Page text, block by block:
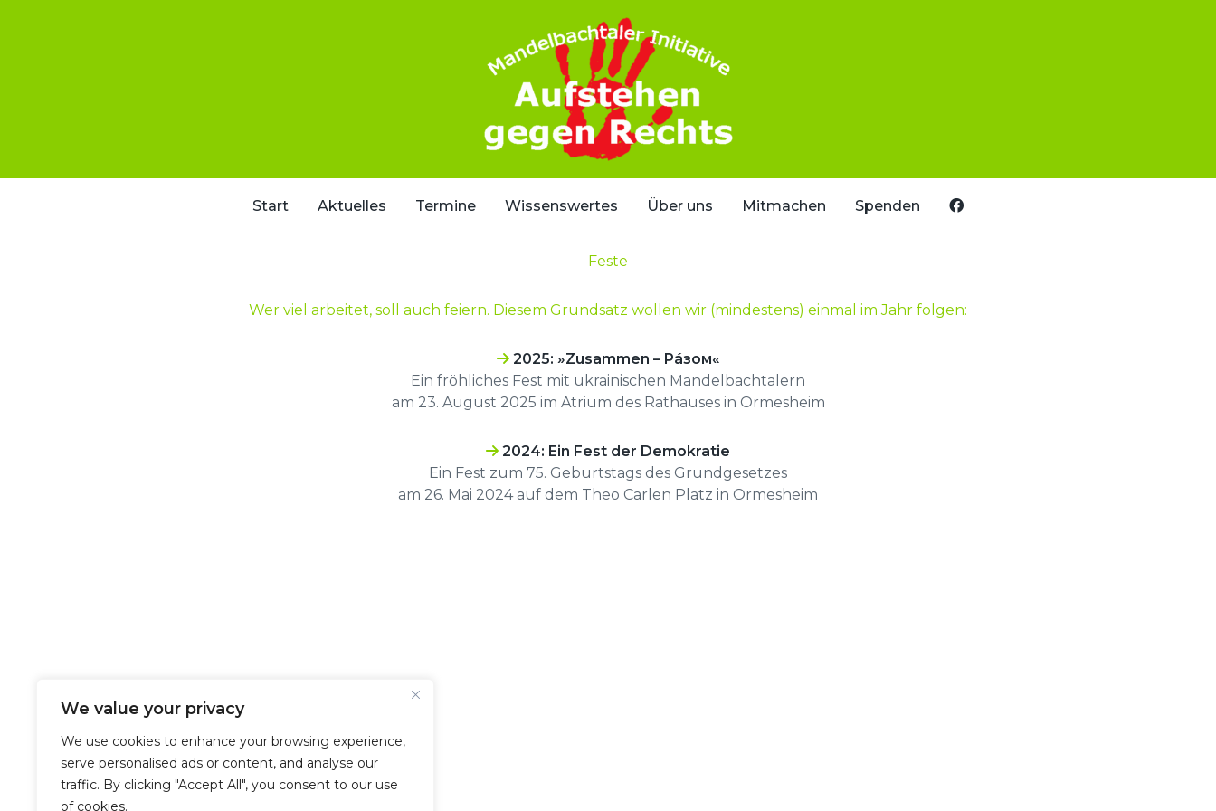
We value your privacy
We use cookies to enhance your browsing experience,
serve personalised ads or content, and analyse our
traffic. By clicking "Accept All", you consent to our use
of cookies.
Start Aktuelles Termine Wissenswertes Über uns Mitmachen Spenden
Feste
Wer viel arbeitet, soll auch feiern. Diesem Grundsatz wollen wir (mindestens) einmal im Jahr folgen:
2025: »Zusammen – Páзом«
Ein fröhliches Fest mit ukrainischen Mandelbachtalern
am 23. August 2025 im Atrium des Rathauses in Ormesheim
2024: Ein Fest der Demokratie
Ein Fest zum 75. Geburtstags des Grundgesetzes
am 26. Mai 2024 auf dem Theo Carlen Platz in Ormesheim